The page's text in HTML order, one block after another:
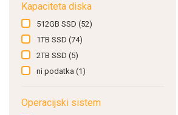
Kapaciteta diska
512GB SSD (52)
1TB SSD (74)
2TB SSD (5)
ni podatka (1)
Operacijski sistem